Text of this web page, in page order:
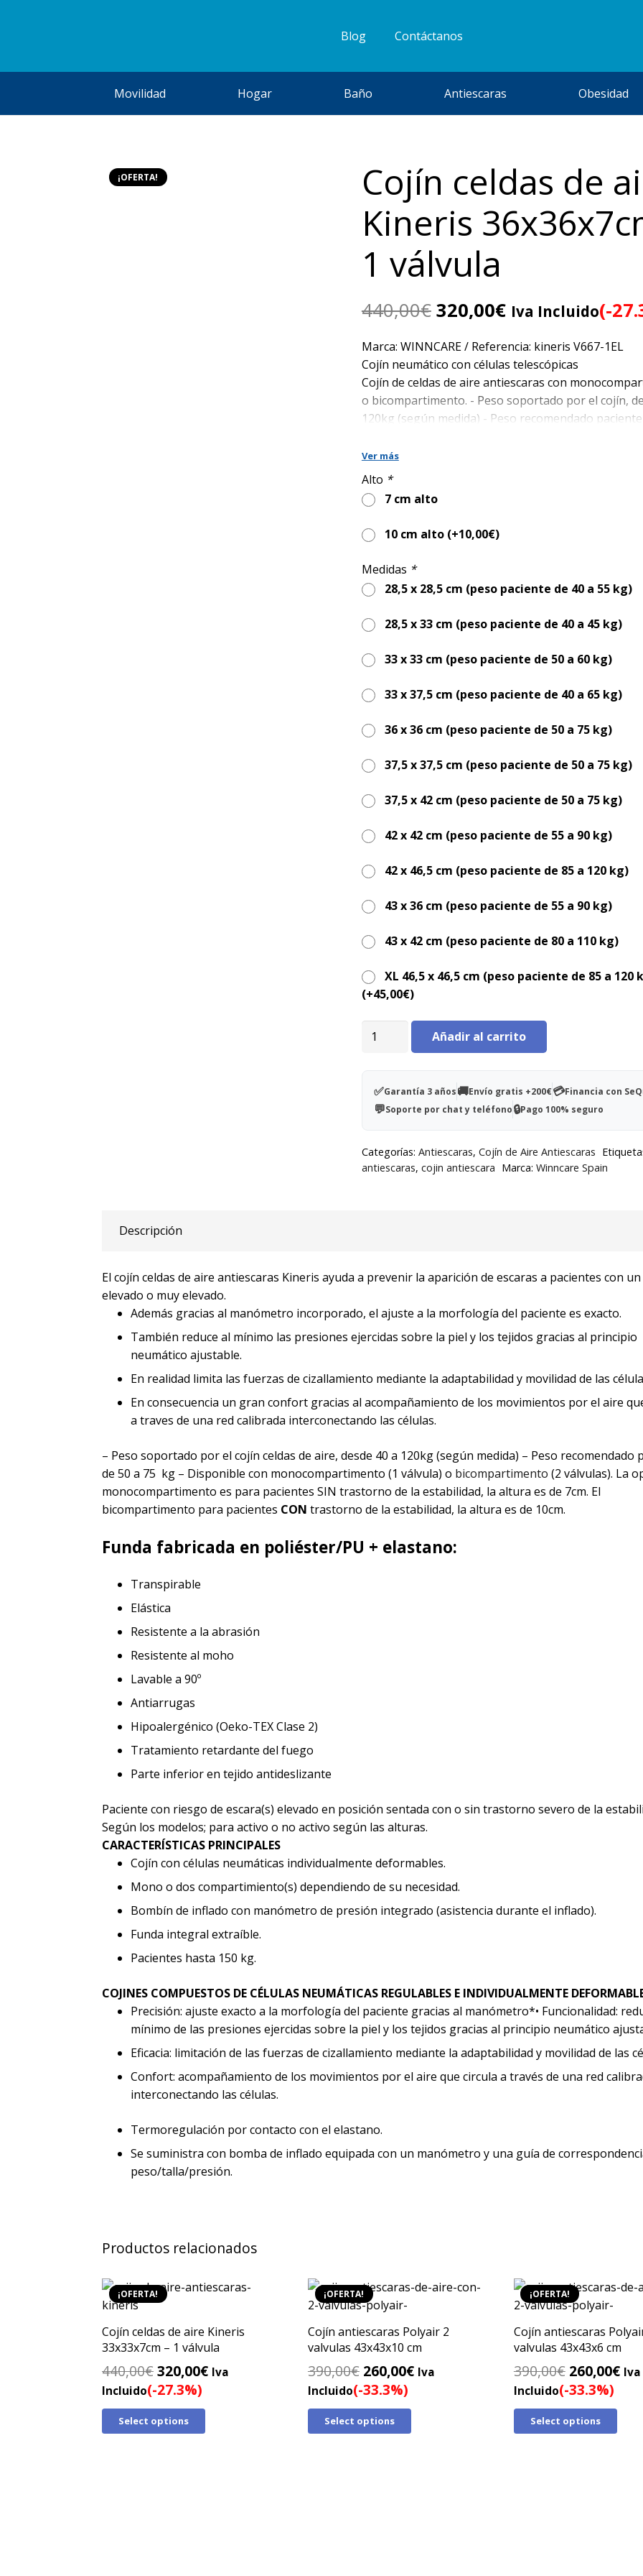
Blog Contáctanos
Movilidad Hogar Baño Antiescaras Obesidad
¡OFERTA!
Cojín celdas de
Kineris
1 válvula
440,00€ El
precio
original
era:
440,00€.
320,00€El
actual
es:
320,00€.
Iva Incluido(-
Marca: WINNCARE / Referencia: kineris V667-1EL
Cojín neumático con células telescópicas
Cojín de celdas de aire antiescaras con
o bicompartimento. - Peso soportado por el cojín,
120kg (según medida) - Peso recomendado
bicompartimento (2 válvulas).
Cojín Kineris 36 x 36 cm Altura 7 cm (incluido)
2 fundas integrales en TREVIRA antideslizantes
Manómetro (incluido)
Ver más
Alto *
7 cm alto
10 cm alto (+10,00€)
Medidas *
28,5 x 28,5 cm (peso paciente de 40 a 55 kg)
28,5 x 33 cm (peso paciente de 40 a 45 kg)
33 x 33 cm (peso paciente de 50 a 60 kg)
33 x 37,5 cm (peso paciente de 40 a 65 kg)
36 x 36 cm (peso paciente de 50 a 75 kg)
37,5 x 37,5 cm (peso paciente de 50 a 75 kg)
37,5 x 42 cm (peso paciente de 50 a 75 kg)
42 x 42 cm (peso paciente de 55 a 90 kg)
42 x 46,5 cm (peso paciente de 85 a 120 kg)
43 x 36 cm (peso paciente de 55 a 90 kg)
43 x 42 cm (peso paciente de 80 a 110 kg)
XL 46,5 x 46,5 cm (peso paciente de 85 a 120
(+45,00€)
Cojín
Kineris
36x36x7cm
1
válvula
Añadir al carrito
✅Garantía 3 años🚚Envío gratis +200€💳Financia con
💬Soporte por chat y teléfono🔒Pago 100% seguro
Categorías: Antiescaras, Cojín de Aire Antiescaras
antiescaras, cojin antiescara Marca: Winncare Spain
Descripción
El cojín celdas de aire antiescaras Kineris ayuda a prevenir la aparición de escaras a pacientes con
elevado o muy elevado.
Además gracias al manómetro incorporado, el ajuste a la morfología del paciente es exacto.
También reduce al mínimo las presiones ejercidas sobre la piel y los tejidos gracias al principio
neumático ajustable.
En realidad limita las fuerzas de cizallamiento mediante la adaptabilidad y movilidad de las
En consecuencia un gran confort gracias al acompañamiento de los movimientos por el aire
a traves de una red calibrada interconectando las células.
– Peso soportado por el cojín celdas de aire, desde 40 a 120kg (según medida) – Peso recomendado
de 50 a 75 kg – Disponible con monocompartimento (1 válvula) o bicompartimento (2 válvulas). La
monocompartimento es para pacientes SIN trastorno de la estabilidad, la altura es de 7cm. El
bicompartimento para pacientes CON trastorno de la estabilidad, la altura es de 10cm.
Funda fabricada en poliéster/PU + elastano:
Transpirable
Elástica
Resistente a la abrasión
Resistente al moho
Lavable a 90º
Antiarrugas
Hipoalergénico (Oeko-TEX Clase 2)
Tratamiento retardante del fuego
Parte inferior en tejido antideslizante
Paciente con riesgo de escara(s) elevado en posición sentada con o sin trastorno severo de la
Según los modelos; para activo o no activo según las alturas.
CARACTERÍSTICAS PRINCIPALES
Cojín con células neumáticas individualmente deformables.
Mono o dos compartimiento(s) dependiendo de su necesidad.
Bombín de inflado con manómetro de presión integrado (asistencia durante el inflado).
Funda integral extraíble.
Pacientes hasta 150 kg.
COJINES COMPUESTOS DE CÉLULAS NEUMÁTICAS REGULABLES E INDIVIDUALMENTE
Precisión: ajuste exacto a la morfología del paciente gracias al manómetro*• Funcionalidad:
mínimo de las presiones ejercidas sobre la piel y los tejidos gracias al principio neumático
Eficacia: limitación de las fuerzas de cizallamiento mediante la adaptabilidad y movilidad de las
Confort: acompañamiento de los movimientos por el aire que circula a través de una red
interconectando las células.
Termoregulación por contacto con el elastano.
Se suministra con bomba de inflado equipada con un manómetro y una guía de
peso/talla/presión.
Productos relacionados
¡OFERTA!
Cojín celdas de aire Kineris
33x33x7cm – 1 válvula
440,00€El
precio
original
era:
320,00€ElIva
Incluido(-27.3%)
Select options
¡OFERTA!
Cojín antiescaras Polyair 2
valvulas 43x43x10 cm
390,00€ El
precio
original
era:
260,00€ElIva
Incluido(-33.3%)
Select options
¡OFERTA!
Cojín antiescaras
valvulas 43x43x6 cm
390,00€ El
precio
original
era:
260,00€ElIva
Incluido(-33.3%)
Select options